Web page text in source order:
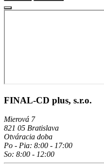
FINAL-CD plus, s.r.o.
Mierová 7
821 05 Bratislava
Otváracia doba
Po - Pia: 8:00 - 17:00
So: 8:00 - 12:00